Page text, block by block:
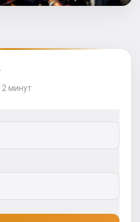
минут